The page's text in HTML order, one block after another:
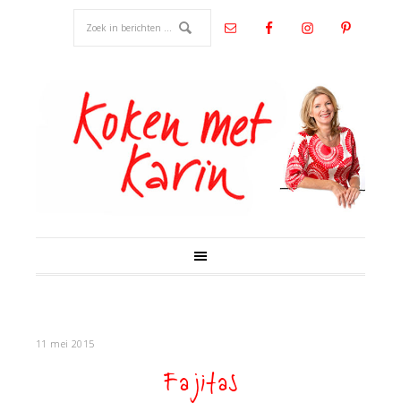
11 mei 2015
Fajitas